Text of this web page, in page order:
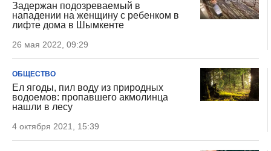
Задержан подозреваемый в
нападении на женщину с ребенком в
лифте дома в Шымкенте
26 мая 2022, 09:29
ОБЩЕСТВО
Ел ягоды, пил воду из природных
водоемов: пропавшего акмолинца
нашли в лесу
4 октября 2021, 15:39